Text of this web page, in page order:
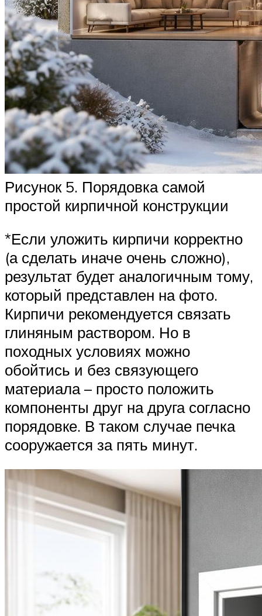
Рисунок 5. Порядовка самой
простой кирпичной конструкции
*Если уложить кирпичи корректно
(а сделать иначе очень сложно),
результат будет аналогичным тому,
который представлен на фото.
Кирпичи рекомендуется связать
глиняным раствором. Но в
походных условиях можно
обойтись и без связующего
материала – просто положить
компоненты друг на друга согласно
порядовке. В таком случае печка
сооружается за пять минут.